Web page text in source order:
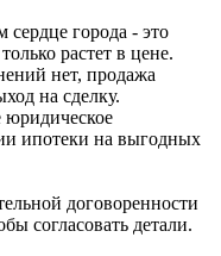
города - это
растет в цене.
нет, продажа
на сделку.
юридическое
ипотеки на выгодных
договоренности
согласовать детали.